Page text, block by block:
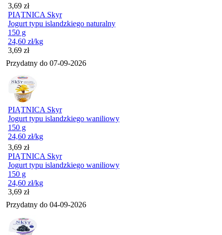
Cena
3,69 zł
PIĄTNICA Skyr
Jogurt typu islandzkiego naturalny
150 g
24,60 zł/kg
Cena
3,69 zł
Przydatny do 07-09-2026
PIĄTNICA Skyr
Jogurt typu islandzkiego waniliowy
150 g
24,60 zł/kg
Cena
3,69 zł
PIĄTNICA Skyr
Jogurt typu islandzkiego waniliowy
150 g
24,60 zł/kg
Cena
3,69 zł
Przydatny do 04-09-2026